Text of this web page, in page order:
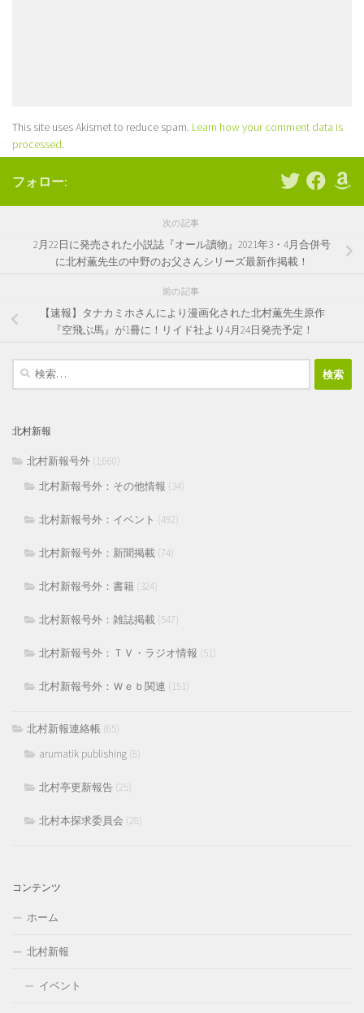
This site uses Akismet to reduce spam. Learn how your comment data is
processed.
フォロー:
次の記事
2月22日に発売された小説誌『オール讀物』2021年3・4月合併号
に北村薫先生の中野のお父さんシリーズ最新作掲載！
前の記事
【速報】タナカミホさんにより漫画化された北村薫先生原作
『空飛ぶ馬』が1冊に！リイド社より4月24日発売予定！
検
北村新報
北村新報号外 (1,660)
北村新報号外：その他情報 (34)
北村新報号外：イベント (492)
北村新報号外：新聞掲載 (74)
北村新報号外：書籍 (324)
北村新報号外：雑誌掲載 (547)
北村新報号外：ＴＶ・ラジオ情報 (51)
北村新報号外：Ｗｅｂ関連 (151)
北村新報連絡帳 (65)
arumatik publishing (8)
北村亭更新報告 (25)
北村本探求委員会 (28)
コンテンツ
ホーム
北村新報
イベント